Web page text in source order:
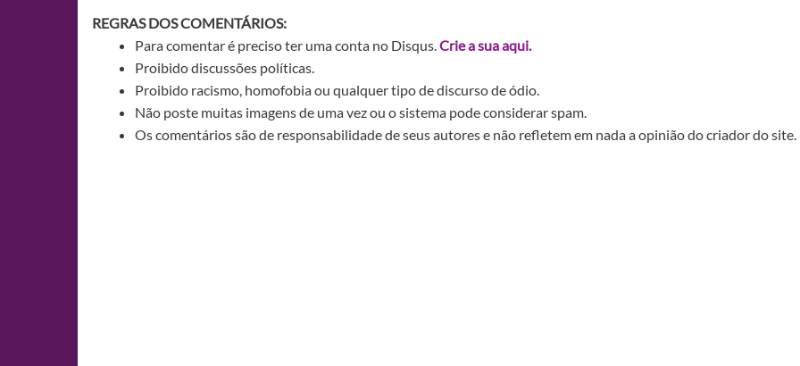
REGRAS DOS COMENTÁRIOS:
Para comentar é preciso ter uma conta no Disqus.Crie a sua aqui.
Proibido discussões políticas.
Proibido racismo, homofobia ou qualquer tipo de discurso de ódio.
Não poste muitas imagens de uma vez ou o sistema pode considerar spam.
Os comentários são de responsabilidade de seus autores e não refletem em nada a opinião do criador do site.